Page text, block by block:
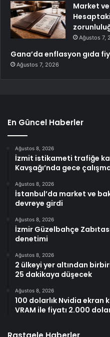
Market
Ağustos 7,
Gana’da enflasyon gıda
Ağustos 7, 2026
En Güncel Haberler
Ağustos 8, 2026
İzmit istikameti trafiğe
Kavşağı’nda gece
Ağustos 8, 2026
İstanbul’da market ve
devreye girdi
Ağustos 8, 2026
İzmir Güzelbahçe
denetimi
Ağustos 8, 2026
2 ülkeyi yer altından
25 dakikaya düşecek
Ağustos 8, 2026
100 dolarlık Nvidia ekran
VRAM ile fiyatı 2.000